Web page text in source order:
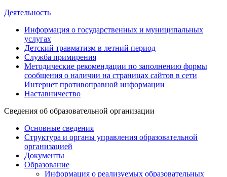
Деятельность
Информация о государственных и муниципальных
услугах
Детский травматизм в летний период
Служба примирения
Методические рекомендации по заполнению формы
сообщения о наличии на страницах сайтов в сети
Интернет противоправной информации
Наставничество
Сведения об образовательной организации
Основные сведения
Структура и органы управления образовательной
организацией
Документы
Образование
Информация о реализуемых образовательных